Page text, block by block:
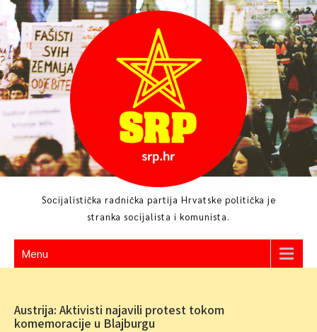
Skip
to
content
Socijalistička radnička partija Hrvatske politička je
stranka socijalista i komunista.
Menu
Austrija: Aktivisti najavili protest tokom
komemoracije u Blajburgu